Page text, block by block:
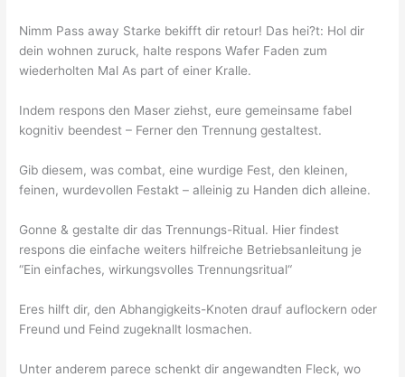
Nimm Pass away Starke bekifft dir retour! Das hei?t: Hol dir
dein wohnen zuruck, halte respons Wafer Faden zum
wiederholten Mal As part of einer Kralle.
Indem respons den Maser ziehst, eure gemeinsame fabel
kognitiv beendest – Ferner den Trennung gestaltest.
Gib diesem, was combat, eine wurdige Fest, den kleinen,
feinen, wurdevollen Festakt – alleinig zu Handen dich alleine.
Gonne & gestalte dir das Trennungs-Ritual. Hier findest
respons die einfache weiters hilfreiche Betriebsanleitung je
“Ein einfaches, wirkungsvolles Trennungsritual“
Eres hilft dir, den Abhangigkeits-Knoten drauf auflockern oder
Freund und Feind zugeknallt losmachen.
Unter anderem parece schenkt dir angewandten Fleck, wo